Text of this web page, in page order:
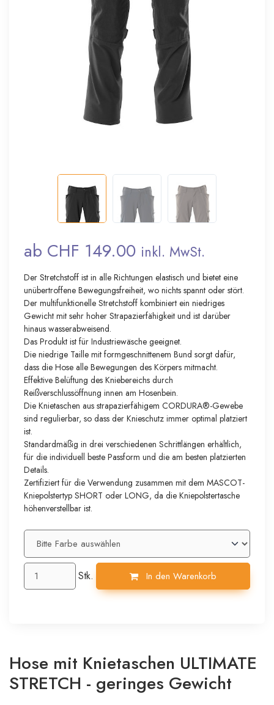
ab CHF 149.00 inkl. MwSt.
Der Stretchstoff ist in alle Richtungen elastisch und bietet eine
unübertroffene Bewegungsfreiheit, wo nichts spannt oder stört.
Der multifunktionelle Stretchstoff kombiniert ein niedriges
Gewicht mit sehr hoher Strapazierfähigkeit und ist darüber
hinaus wasserabweisend.
Das Produkt ist für Industriewäsche geeignet.
Die niedrige Taille mit formgeschnittenem Bund sorgt dafür,
dass die Hose alle Bewegungen des Körpers mitmacht.
Effektive Belüftung des Kniebereichs durch
Reißverschlussöffnung innen am Hosenbein.
Die Knietaschen aus strapazierfähigem CORDURA®-Gewebe
sind regulierbar, so dass der Knieschutz immer optimal platziert
ist.
Standardmäßig in drei verschiedenen Schrittlängen erhältlich,
für die individuell beste Passform und die am besten platzierten
Details.
Zertifiziert für die Verwendung zusammen mit dem MASCOT-
Kniepolstertyp SHORT oder LONG, da die Kniepolstertasche
höhenverstellbar ist.
Stk. In den Warenkorb
Hose mit Knietaschen ULTIMATE
STRETCH - geringes Gewicht